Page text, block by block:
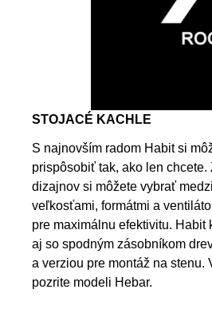
STOJACÉ KACHLE
S najnovším radom Habit si
prispôsobiť tak, ako len chcete.
dizajnov si môžete vybrať
veľkosťami, formátmi a
pre maximálnu efektivitu. Habit
aj so spodným zásobníkom
a verziou pre montáž na stenu.
pozrite modeli Hebar.